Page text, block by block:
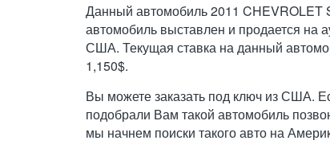
Данный автомобиль 2011 CHEVROLET
автомобиль выставлен и продается на
США. Текущая ставка на данный
1,150$.
Вы можете заказать под ключ из США.
подобрали Вам такой автомобиль
мы начнем поиски такого авто на